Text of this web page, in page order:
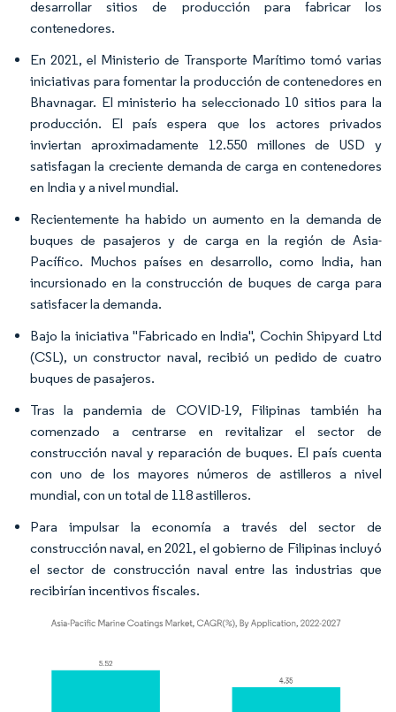
desarrollar sitios de producción para fabricar los
contenedores.
En 2021, el Ministerio de Transporte Marítimo tomó varias
iniciativas para fomentar la producción de contenedores en
Bhavnagar. El ministerio ha seleccionado 10 sitios para la
producción. El país espera que los actores privados
inviertan aproximadamente 12.550 millones de USD y
satisfagan la creciente demanda de carga en contenedores
en India y a nivel mundial.
Recientemente ha habido un aumento en la demanda de
buques de pasajeros y de carga en la región de Asia-
Pacífico. Muchos países en desarrollo, como India, han
incursionado en la construcción de buques de carga para
satisfacer la demanda.
Bajo la iniciativa "Fabricado en India", Cochin Shipyard Ltd
(CSL), un constructor naval, recibió un pedido de cuatro
buques de pasajeros.
Tras la pandemia de COVID-19, Filipinas también ha
comenzado a centrarse en revitalizar el sector de
construcción naval y reparación de buques. El país cuenta
con uno de los mayores números de astilleros a nivel
mundial, con un total de 118 astilleros.
Para impulsar la economía a través del sector de
construcción naval, en 2021, el gobierno de Filipinas incluyó
el sector de construcción naval entre las industrias que
recibirían incentivos fiscales.